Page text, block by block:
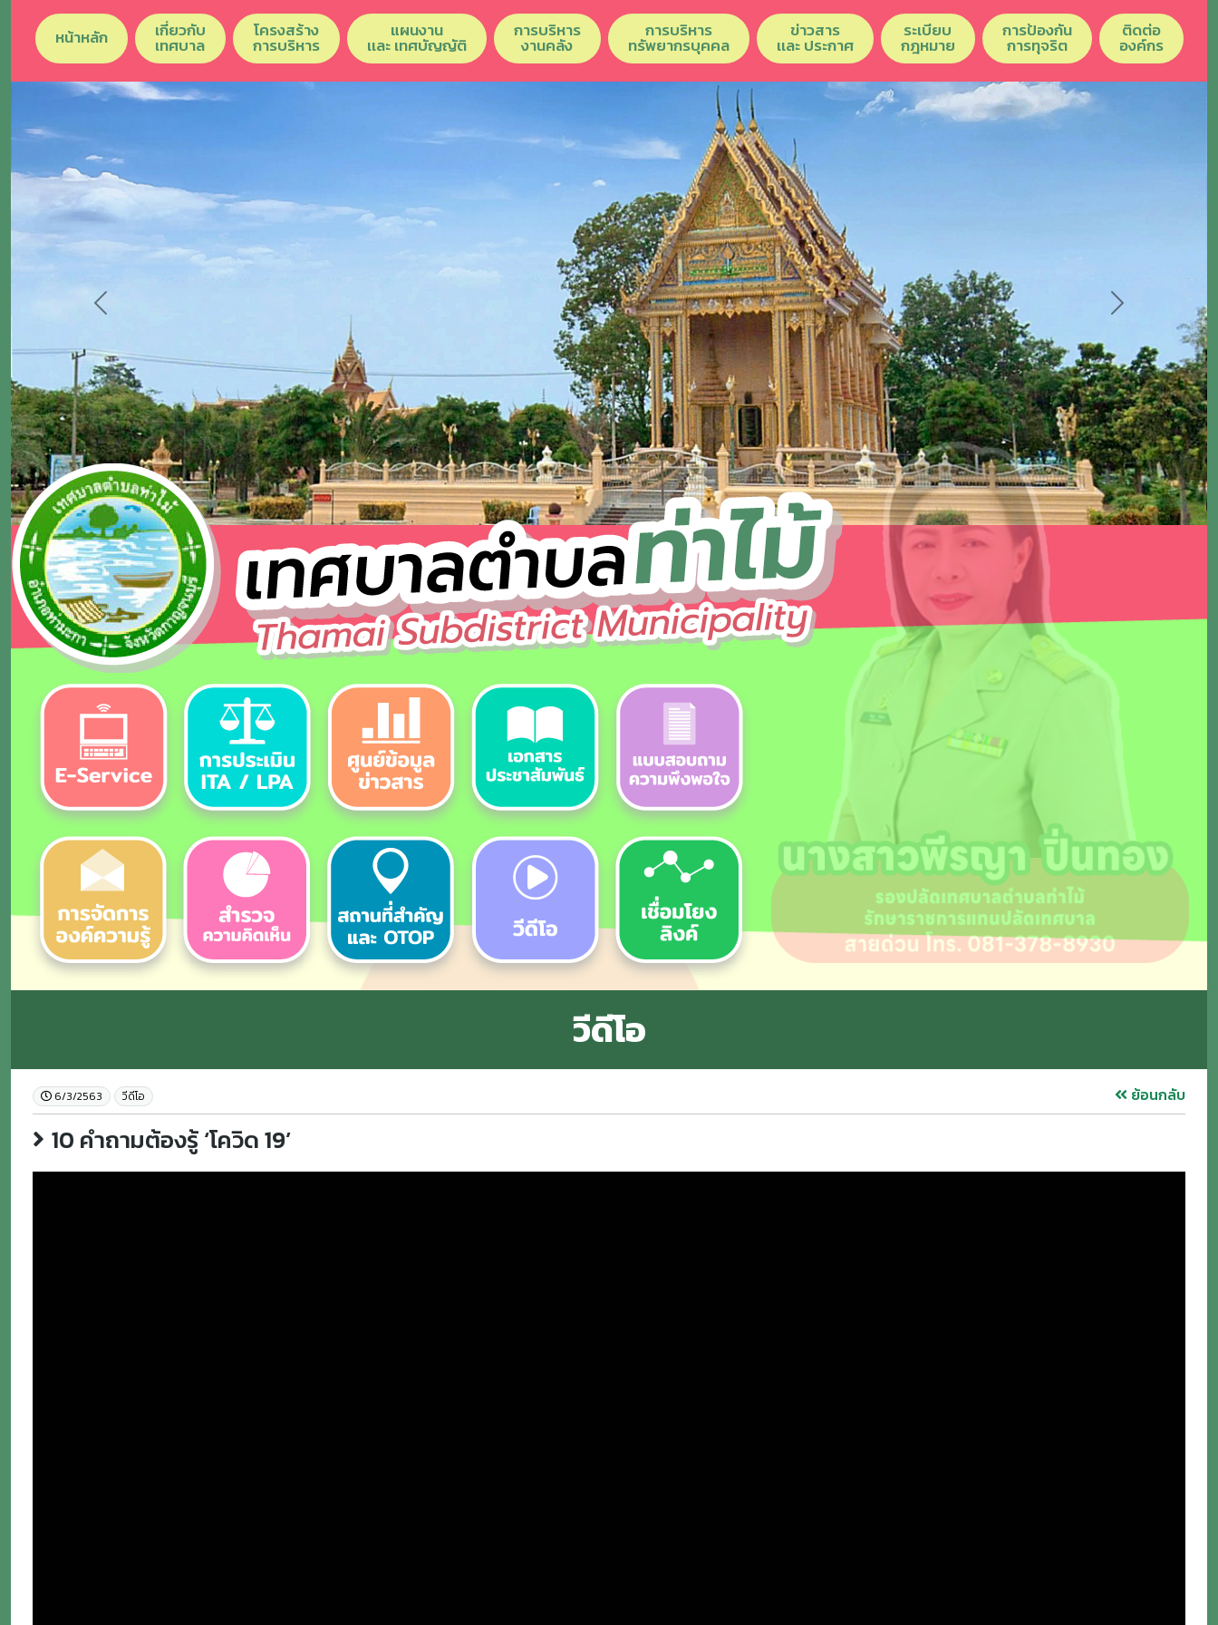
หน้าหลัก เกี่ยวกับ
เทศบาล
โครงสร้าง
การบริหาร
แผนงาน
เเละ เทศบัญญัติ
การบริหาร
งานคลัง
การบริหาร
ทรัพยากรบุคคล
ข่าวสาร
เเละ ประกาศ
ระเบียบ
กฎหมาย
การป้องกัน
การทุจริต
ติดต่อ
องค์กร
Previous Next
วีดีโอ
6/3/2563 วีดีโอ ย้อนกลับ
10 คำถามต้องรู้ ‘โควิด 19’